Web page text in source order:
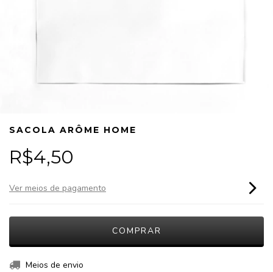
SACOLA ARÔME HOME
R$4,50
Ver meios de pagamento
Entregas para o CEP:
Meios de envio